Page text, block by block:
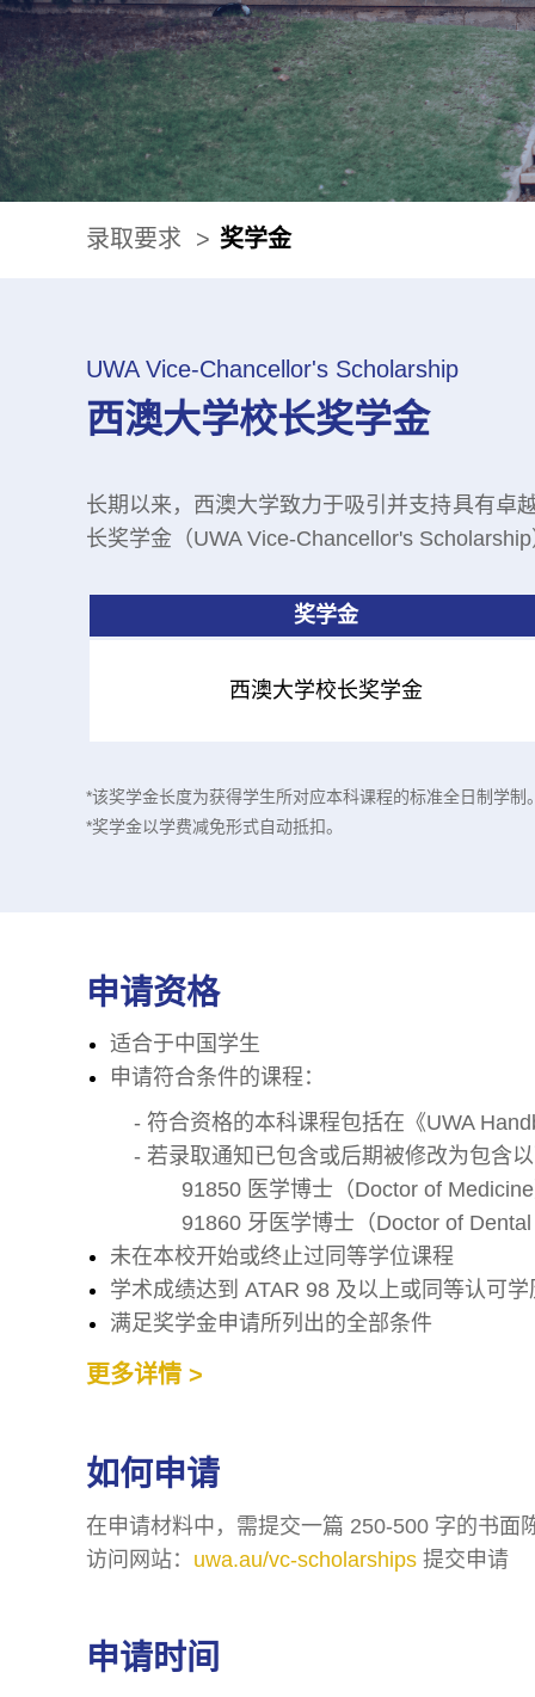
录取要求 > 奖学金
UWA Vice-Chancellor's Scholarship
西澳大学校长奖学金
长期以来，西澳大学致力于吸引并支持具有卓
长奖学金（UWA Vice-Chancellor's
奖学金
西澳大学校长奖学金
*该奖学金长度为获得学生所对应本科课程的标准全日制学制。
*奖学金以学费减免形式自动抵扣。
申请资格
适合于中国学生
申请符合条件的课程：
- 符合资格的本科课程包括在《UWA
- 若录取通知已包含或后期被修改为包含
91850 医学博士（Doctor of Medicine
91860 牙医学博士（Doctor of Dental
未在本校开始或终止过同等学位课程
学术成绩达到 ATAR 98 及以上或同等认可学
满足奖学金申请所列出的全部条件
更多详情 >
如何申请
在申请材料中，需提交一篇 250-500 字的书面
访问网站： uwa.au/vc-scholarships( 提交申请
申请时间